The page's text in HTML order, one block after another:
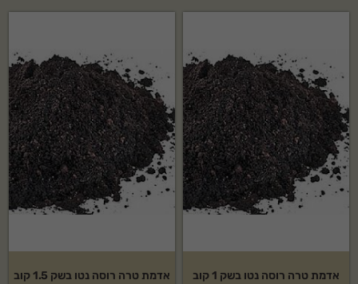
אדמת טרה רוסה נטו בשק 1 קוב אדמת טרה רוסה נטו בשק 1.5 קוב